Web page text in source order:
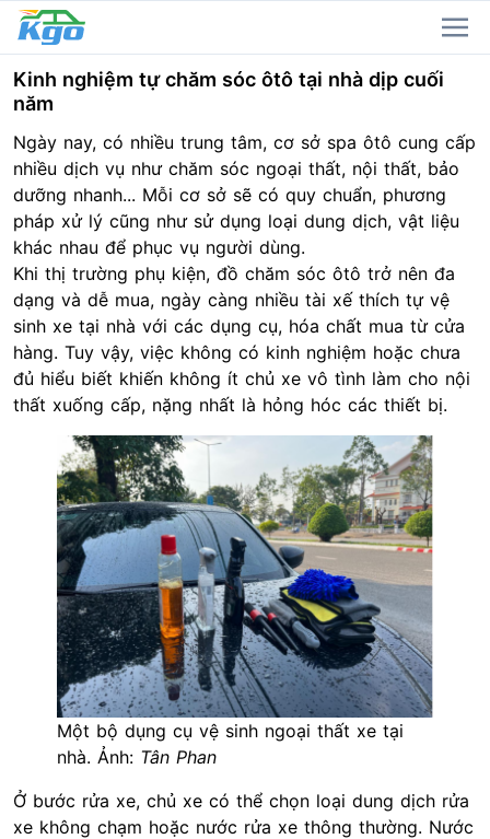
Kinh nghiệm tự chăm sóc ôtô tại nhà dịp cuối
năm
Ngày nay, có nhiều trung tâm, cơ sở spa ôtô cung cấp
nhiều dịch vụ như chăm sóc ngoại thất, nội thất, bảo
dưỡng nhanh... Mỗi cơ sở sẽ có quy chuẩn, phương
pháp xử lý cũng như sử dụng loại dung dịch, vật liệu
khác nhau để phục vụ người dùng.
Khi thị trường phụ kiện, đồ chăm sóc ôtô trở nên đa
dạng và dễ mua, ngày càng nhiều tài xế thích tự vệ
sinh xe tại nhà với các dụng cụ, hóa chất mua từ cửa
hàng. Tuy vậy, việc không có kinh nghiệm hoặc chưa
đủ hiểu biết khiến không ít chủ xe vô tình làm cho nội
thất xuống cấp, nặng nhất là hỏng hóc các thiết bị.
Một bộ dụng cụ vệ sinh ngoại thất xe tại
nhà. Ảnh: Tân Phan
Ở bước rửa xe, chủ xe có thể chọn loại dung dịch rửa
xe không chạm hoặc nước rửa xe thông thường. Nước